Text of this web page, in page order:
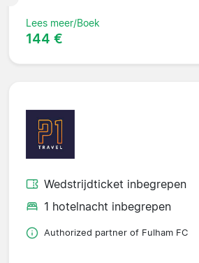
Lees meer/Boek
144 €
Wedstrijdticket inbegrepen
1 hotelnacht inbegrepen
Authorized partner of Fulham FC